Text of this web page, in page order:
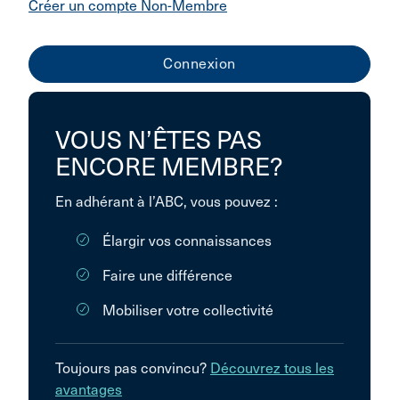
Créer un compte Non-Membre
VOUS N’ÊTES PAS
ENCORE MEMBRE?
En adhérant à l’ABC, vous pouvez :
Élargir vos connaissances
Faire une différence
Mobiliser votre collectivité
Toujours pas convincu? Découvrez tous les
avantages